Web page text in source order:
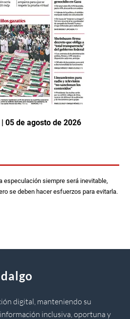
05 de agosto de 2026
especulación siempre será inevitable,
se deben hacer esfuerzos para evitarla.
digital, manteniendo su
inclusiva, oportuna y